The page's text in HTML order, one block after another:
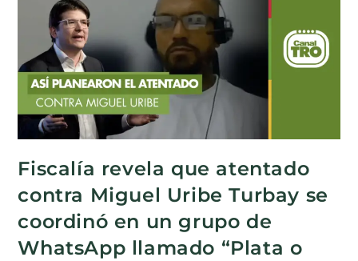
Fiscalía revela que atentado
contra Miguel Uribe Turbay se
coordinó en un grupo de
WhatsApp llamado “Plata o